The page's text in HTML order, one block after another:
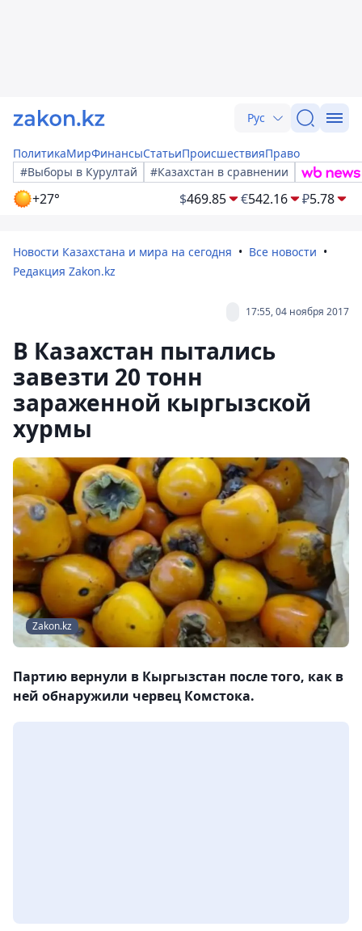
Рус
ПолитикаМирФинансыСтатьиПроисшествияПраво
#Выборы в Курултай
#Казахстан в сравнении
+27° $469.85 €542.16 ₽5.78
Новости Казахстана и мира на сегодня
Все новости
Редакция Zakon.kz
17:55, 04 ноября 2017
В Казахстан пытались
завезти 20 тонн
зараженной кыргызской
хурмы
Zakon.kz
Партию вернули в Кыргызстан после того, как в
ней обнаружили червец Комстока.